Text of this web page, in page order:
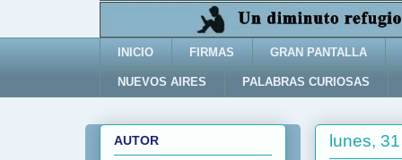
INICIO FIRMAS GRAN PANTALLA
NUEVOS AIRES PALABRAS CURIOSAS
lunes,
AUTOR